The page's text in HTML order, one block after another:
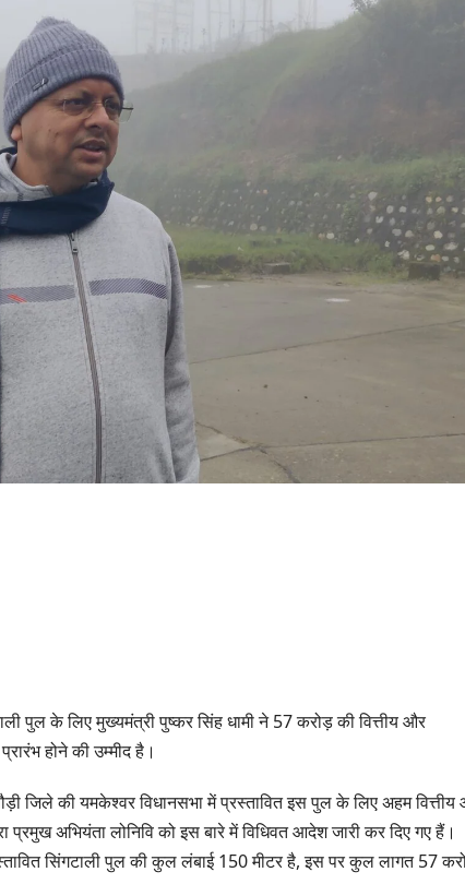
पुल के लिए मुख्यमंत्री पुष्कर सिंह धामी ने 57 करोड़ की वित्तीय और
होने की उम्मीद है।
जिले की यमकेश्वर विधानसभा में प्रस्तावित इस पुल के लिए अहम
प्रमुख अभियंता लोनिवि को इस बारे में विधिवत आदेश जारी कर दिए गए हैं।
सिंगटाली पुल की कुल लंबाई 150 मीटर है, इस पर कुल लागत 57
उत्तराखण्ड
दिल्ली-देहरादून कॉरिडोर
से जुड़ी 12 किमी
ग्रीनफील्ड बाईपास का
डीएम ने किया निरीक्षण…
AUGUST 6, 2026
एसआईआर
डीएम ने किया
बोले—कोई
सूची से न
AUGUST 6,